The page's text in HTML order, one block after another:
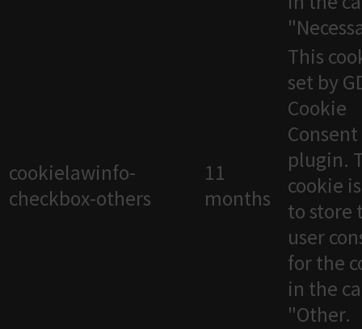
cookielawinfo-
checkbox-others
11
months
This
set by
Cookie
Consent
plugin.
cookie
to store
user
for the
in the
"Other.